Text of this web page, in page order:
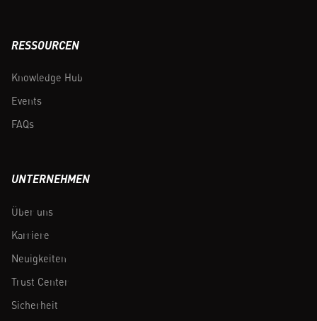
RESSOURCEN
Knowledge Hub
Events
FAQs
UNTERNEHMEN
Über uns
Karriere
Neuigkeiten
Trust Center
Sicherheit